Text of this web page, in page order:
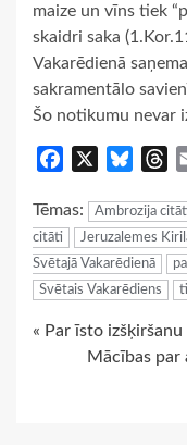
maize un vīns tiek
skaidri saka
Vakarēdienā
sakramentālo
Šo notikumu nevar
Facebook
Tēmas: Ambrozija
citāti
Jeruzalemes
Svētajā Vakarēdienā
Svētais Vakarēdiens
Continue
« Par īsto
Mācības par